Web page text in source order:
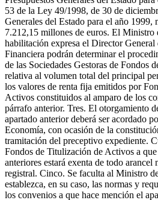
53 de la Ley 49/1998, de 30 de
Generales del Estado para el año 1999,
7.212,15 millones de euros. El Ministro
habilitación expresa el Director
Financiera podrán determinar el
de las Sociedades Gestoras de Fondos
relativa al volumen total del principal
los valores de renta fija emitidos por
Activos constituidos al amparo de los
párrafo anterior. Tres. El otorgamiento
apartado anterior deberá ser acordado
Economía, con ocasión de la
tramitación del preceptivo expediente.
Fondos de Titulización de Activos a
anteriores estará exenta de todo arancel
registral. Cinco. Se faculta al Ministro
establezca, en su caso, las normas y
los convenios a que hace mención el